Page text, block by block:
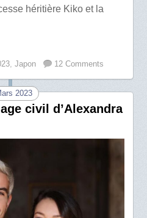
héritière Kiko et la
,Japon 12 Comments
2023
civil d’Alexandra